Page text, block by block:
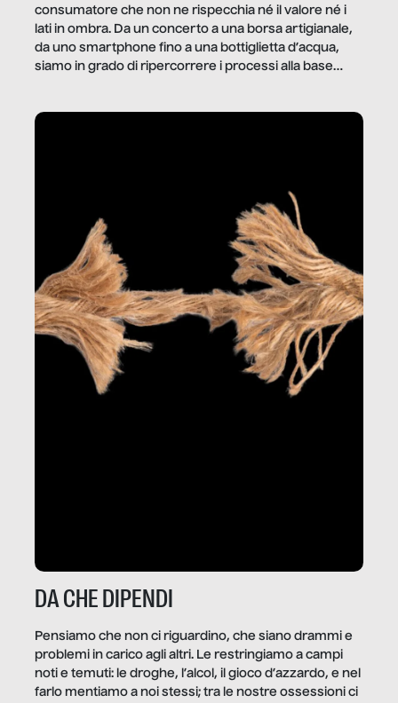
consumatore che non ne rispecchia né il valore né i
lati in ombra. Da un concerto a una borsa artigianale,
da uno smartphone fino a una bottiglietta d’acqua,
siamo in grado di ripercorrere i processi alla base
dietro gli oggetti e i servizi che fanno la nostra vita
DA CHE DIPENDI
Pensiamo che non ci riguardino, che siano drammi e
problemi in carico agli altri. Le restringiamo a campi
noti e temuti: le droghe, l’alcol, il gioco d’azzardo, e nel
farlo mentiamo a noi stessi; tra le nostre ossessioni ci